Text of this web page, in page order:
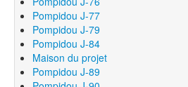
Pompidou J-77
Pompidou J-79
Pompidou J-84
Maison du projet
Pompidou J-89